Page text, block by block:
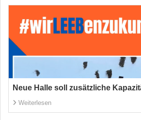
Neue Halle soll zusätzliche
Weiterlesen